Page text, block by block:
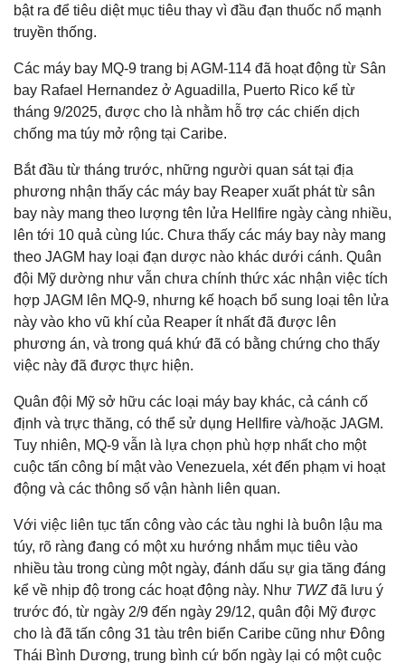
bật ra để tiêu diệt mục tiêu thay vì đầu đạn thuốc nổ mạnh
truyền thống.
Các máy bay MQ-9 trang bị AGM-114 đã hoạt động từ Sân
bay Rafael Hernandez ở Aguadilla, Puerto Rico kể từ
tháng 9/2025, được cho là nhằm hỗ trợ các chiến dịch
chống ma túy mở rộng tại Caribe.
Bắt đầu từ tháng trước, những người quan sát tại địa
phương nhận thấy các máy bay Reaper xuất phát từ sân
bay này mang theo lượng tên lửa Hellfire ngày càng nhiều,
lên tới 10 quả cùng lúc. Chưa thấy các máy bay này mang
theo JAGM hay loại đạn dược nào khác dưới cánh. Quân
đội Mỹ dường như vẫn chưa chính thức xác nhận việc tích
hợp JAGM lên MQ-9, nhưng kế hoạch bổ sung loại tên lửa
này vào kho vũ khí của Reaper ít nhất đã được lên
phương án, và trong quá khứ đã có bằng chứng cho thấy
việc này đã được thực hiện.
Quân đội Mỹ sở hữu các loại máy bay khác, cả cánh cố
định và trực thăng, có thể sử dụng Hellfire và/hoặc JAGM.
Tuy nhiên, MQ-9 vẫn là lựa chọn phù hợp nhất cho một
cuộc tấn công bí mật vào Venezuela, xét đến phạm vi hoạt
động và các thông số vận hành liên quan.
Với việc liên tục tấn công vào các tàu nghi là buôn lậu ma
túy, rõ ràng đang có một xu hướng nhắm mục tiêu vào
nhiều tàu trong cùng một ngày, đánh dấu sự gia tăng đáng
kể về nhịp độ trong các hoạt động này. Như TWZđã lưu ý
trước đó, từ ngày 2/9 đến ngày 29/12, quân đội Mỹ được
cho là đã tấn công 31 tàu trên biển Caribe cũng như Đông
Thái Bình Dương, trung bình cứ bốn ngày lại có một cuộc